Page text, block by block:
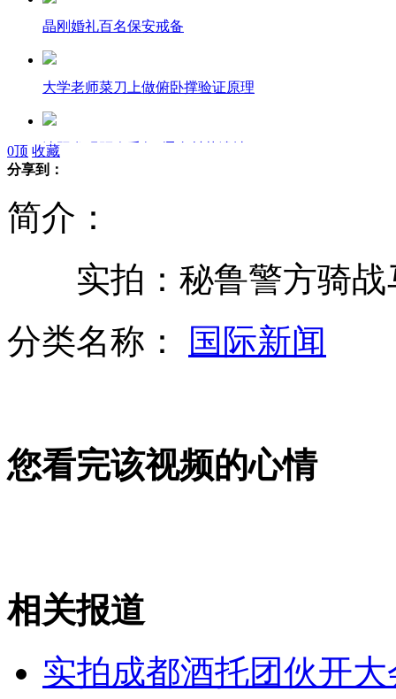
晶刚婚礼百名保安戒备
大学老师菜刀上做俯卧撑验证原理
沈阳发现距今千年"辽金村落遗址"
网友冒死拍摄恐怖雪崩现场
29岁淘宝店主补货途中过劳死
林书豪状态回升 火箭胜魔术
女孩北京地铁殴打老人 痛下狠手拳打脚踢
外交部：反对强权政治霸凌主义
外交部：有关国家言论片面不公正
0顶 收藏
分享到：
简介：
实拍：秘鲁警方骑战
分类名称：
国际新闻
您看完该视频的心情
相关报道
实拍成都酒托团伙开